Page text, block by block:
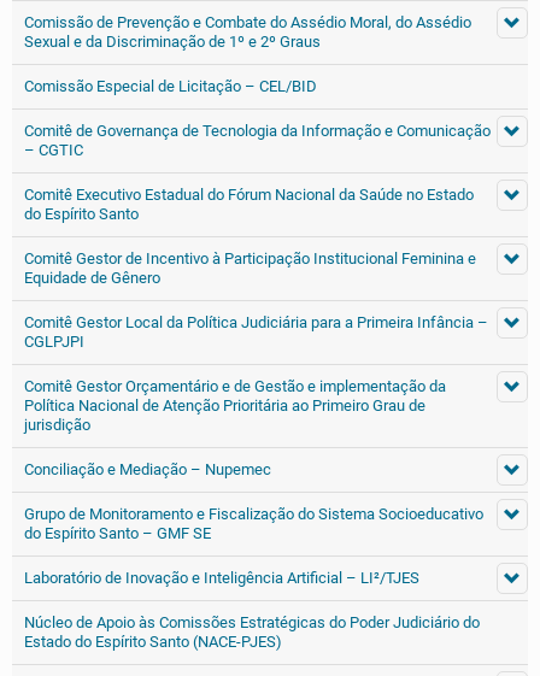
Comissão de Prevenção e Combate do Assédio Moral, do Assédio
Sexual e da Discriminação de 1º e 2º Graus
Comissão Especial de Licitação – CEL/BID
Comitê de Governança de Tecnologia da Informação e Comunicação
– CGTIC
Comitê Executivo Estadual do Fórum Nacional da Saúde no Estado
do Espírito Santo
Comitê Gestor de Incentivo à Participação Institucional Feminina e
Equidade de Gênero
Comitê Gestor Local da Política Judiciária para a Primeira Infância –
CGLPJPI
Comitê Gestor Orçamentário e de Gestão e implementação da
Política Nacional de Atenção Prioritária ao Primeiro Grau de
jurisdição
Conciliação e Mediação – Nupemec
Grupo de Monitoramento e Fiscalização do Sistema Socioeducativo
do Espírito Santo – GMF SE
Laboratório de Inovação e Inteligência Artificial – LI²/TJES
Núcleo de Apoio às Comissões Estratégicas do Poder Judiciário do
Estado do Espírito Santo (NACE-PJES)